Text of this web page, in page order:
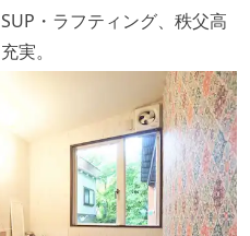
・ラフティング、秩父高
実。